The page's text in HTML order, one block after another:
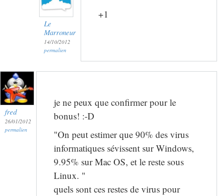
Le
Marroneur
14/10/2012
permalien
+1
fred
26/01/2012
permalien
je ne peux que confirmer pour le
bonus! :-D
"On peut estimer que 90% des virus
informatiques sévissent sur Windows,
9.95% sur Mac OS, et le reste sous
Linux. "
quels sont ces restes de virus pour